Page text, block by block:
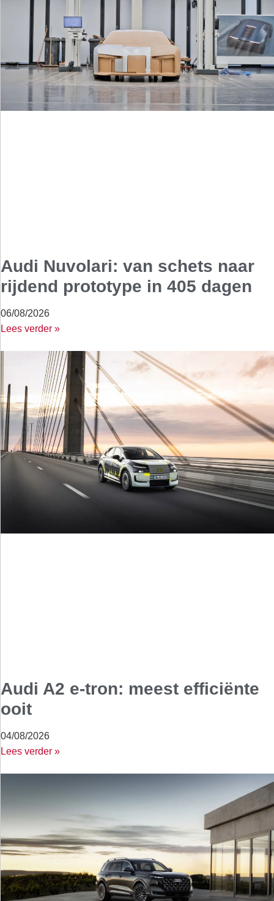
Audi Nuvolari: van schets naar
rijdend prototype in 405 dagen
06/08/2026
Lees verder »
Audi A2 e-tron: meest efficiënte
ooit
04/08/2026
Lees verder »